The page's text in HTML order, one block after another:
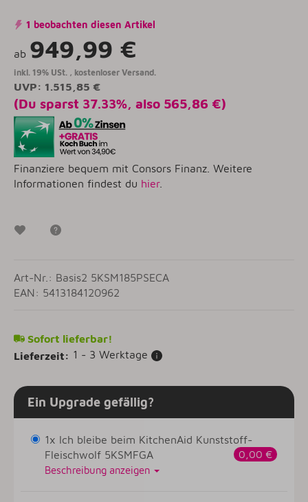
1 beobachten diesen Artikel
ab 949,99 €
inkl. 19% USt. , kostenloser Versand.
UVP: 1.515,85 €
(Du sparst 37.33%, also 565,86 €)
Finanziere bequem mit Consors Finanz. Weitere
Informationen findest du hier.
Art-Nr.: Basis2 5KSM185PSECA
EAN: 5413184120962
Sofort lieferbar!
Lieferzeit: 1 - 3 Werktage
Wunschzettel
Ein Upgrade gefällig?
1x Ich bleibe beim KitchenAid Kunststoff-
Fleischwolf 5KSMFGA
0,00 €
Beschreibung anzeigen